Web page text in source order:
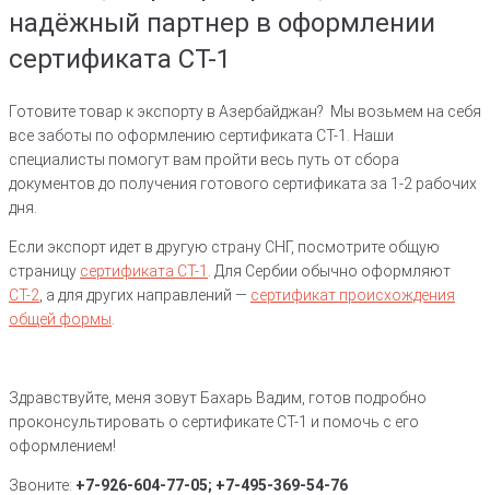
надёжный партнер в оформлении
сертификата СТ-1
Готовите товар к экспорту в Азербайджан? Мы возьмем на себя
все заботы по оформлению сертификата СТ-1. Наши
специалисты помогут вам пройти весь путь от сбора
документов до получения готового сертификата за 1-2 рабочих
дня.
Если экспорт идет в другую страну СНГ, посмотрите общую
страницу сертификата СТ-1
. Для Сербии обычно оформляют
СТ-2 , а для других направлений — сертификат происхождения
общей формы
Здравствуйте, меня зовут Бахарь Вадим, готов подробно
проконсультировать о сертификате СТ-1 и помочь с его
оформлением!
Звоните: +7-926-604-77-05; +7-495-369-54-76